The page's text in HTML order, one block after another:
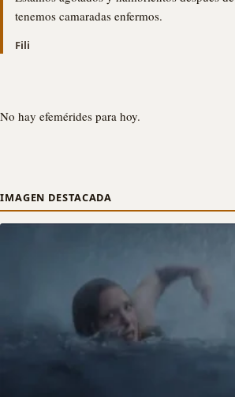
tenemos camaradas enfermos.
Fili
No hay efemérides para hoy.
IMAGEN DESTACADA